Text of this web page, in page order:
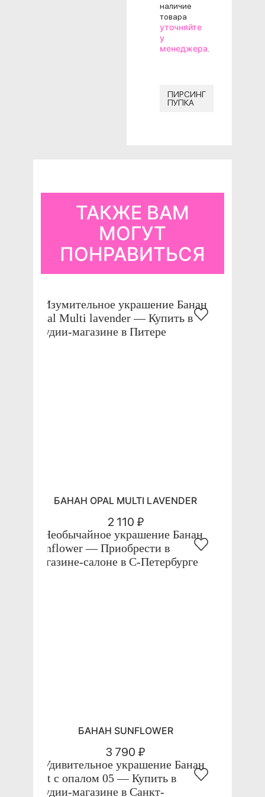
наличие
товара
уточняйте
у
менеджера
ПИРСИНГ
ПУПКА
ТАКЖЕ ВАМ
МОГУТ
ПОНРАВИТЬСЯ
БАНАН OPAL MULTI LAVENDER
2 110 ₽
БАНАН SUNFLOWER
3 790 ₽